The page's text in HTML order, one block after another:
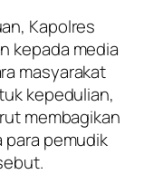
Kapolres
kepada media
masyarakat
kepedulian,
membagikan
para pemudik